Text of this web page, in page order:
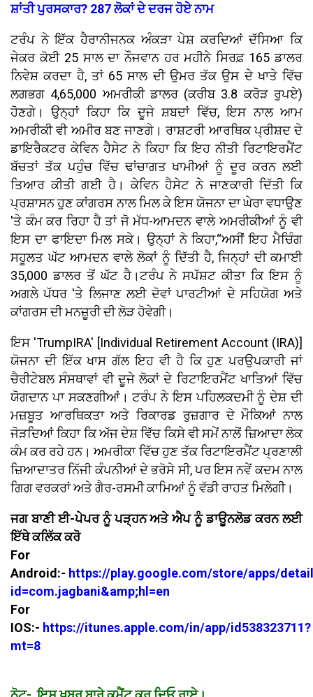
ਸ਼ਾਂਤੀ ਪੁਰਸਕਾਰ? 287 ਲੋਕਾਂ ਦੇ ਦਰਜ ਹੋਏ ਨਾਮ
ਟਰੰਪ ਨੇ ਇੱਕ ਹੈਰਾਨੀਜਨਕ ਅੰਕੜਾ ਪੇਸ਼ ਕਰਦਿਆਂ ਦੱਸਿਆ ਕਿ
ਜੇਕਰ ਕੋਈ 25 ਸਾਲ ਦਾ ਨੌਜਵਾਨ ਹਰ ਮਹੀਨੇ ਸਿਰਫ਼ 165 ਡਾਲਰ
ਨਿਵੇਸ਼ ਕਰਦਾ ਹੈ, ਤਾਂ 65 ਸਾਲ ਦੀ ਉਮਰ ਤੱਕ ਉਸ ਦੇ ਖਾਤੇ ਵਿੱਚ
ਲਗਭਗ 4,65,000 ਅਮਰੀਕੀ ਡਾਲਰ (ਕਰੀਬ 3.8 ਕਰੋੜ ਰੁਪਏ)
ਹੋਣਗੇ। ਉਨ੍ਹਾਂ ਕਿਹਾ ਕਿ ਦੂਜੇ ਸ਼ਬਦਾਂ ਵਿੱਚ, ਇਸ ਨਾਲ ਆਮ
ਅਮਰੀਕੀ ਵੀ ਅਮੀਰ ਬਣ ਜਾਣਗੇ। ਰਾਸ਼ਟਰੀ ਆਰਥਿਕ ਪ੍ਰੀਸ਼ਦ ਦੇ
ਡਾਇਰੈਕਟਰ ਕੇਵਿਨ ਹੈਸੇਟ ਨੇ ਕਿਹਾ ਕਿ ਇਹ ਨੀਤੀ ਰਿਟਾਇਰਮੈਂਟ
ਬੱਚਤਾਂ ਤੱਕ ਪਹੁੰਚ ਵਿੱਚ ਢਾਂਚਾਗਤ ਖਾਮੀਆਂ ਨੂੰ ਦੂਰ ਕਰਨ ਲਈ
ਤਿਆਰ ਕੀਤੀ ਗਈ ਹੈ। ਕੇਵਿਨ ਹੈਸੇਟ ਨੇ ਜਾਣਕਾਰੀ ਦਿੱਤੀ ਕਿ
ਪ੍ਰਸ਼ਾਸਨ ਹੁਣ ਕਾਂਗਰਸ ਨਾਲ ਮਿਲ ਕੇ ਇਸ ਯੋਜਨਾ ਦਾ ਘੇਰਾ ਵਧਾਉਣ
'ਤੇ ਕੰਮ ਕਰ ਰਿਹਾ ਹੈ ਤਾਂ ਜੋ ਮੱਧ-ਆਮਦਨ ਵਾਲੇ ਅਮਰੀਕੀਆਂ ਨੂੰ ਵੀ
ਇਸ ਦਾ ਫਾਇਦਾ ਮਿਲ ਸਕੇ। ਉਨ੍ਹਾਂ ਨੇ ਕਿਹਾ,“ਅਸੀਂ ਇਹ ਮੈਚਿੰਗ
ਸਹੂਲਤ ਘੱਟ ਆਮਦਨ ਵਾਲੇ ਲੋਕਾਂ ਨੂੰ ਦਿੱਤੀ ਹੈ, ਜਿਨ੍ਹਾਂ ਦੀ ਕਮਾਈ
35,000 ਡਾਲਰ ਤੋਂ ਘੱਟ ਹੈ।ਟਰੰਪ ਨੇ ਸਪੱਸ਼ਟ ਕੀਤਾ ਕਿ ਇਸ ਨੂੰ
ਅਗਲੇ ਪੱਧਰ 'ਤੇ ਲਿਜਾਣ ਲਈ ਦੋਵਾਂ ਪਾਰਟੀਆਂ ਦੇ ਸਹਿਯੋਗ ਅਤੇ
ਕਾਂਗਰਸ ਦੀ ਮਨਜ਼ੂਰੀ ਦੀ ਲੋੜ ਹੋਵੇਗੀ।
ਇਸ 'TrumpIRA' [Individual Retirement Account (IRA)]
ਯੋਜਨਾ ਦੀ ਇੱਕ ਖਾਸ ਗੱਲ ਇਹ ਵੀ ਹੈ ਕਿ ਹੁਣ ਪਰਉਪਕਾਰੀ ਜਾਂ
ਚੈਰੀਟੇਬਲ ਸੰਸਥਾਵਾਂ ਵੀ ਦੂਜੇ ਲੋਕਾਂ ਦੇ ਰਿਟਾਇਰਮੈਂਟ ਖਾਤਿਆਂ ਵਿੱਚ
ਯੋਗਦਾਨ ਪਾ ਸਕਣਗੀਆਂ। ਟਰੰਪ ਨੇ ਇਸ ਪਹਿਲਕਦਮੀ ਨੂੰ ਦੇਸ਼ ਦੀ
ਮਜ਼ਬੂਤ ਆਰਥਿਕਤਾ ਅਤੇ ਰਿਕਾਰਡ ਰੁਜ਼ਗਾਰ ਦੇ ਮੌਕਿਆਂ ਨਾਲ
ਜੋੜਦਿਆਂ ਕਿਹਾ ਕਿ ਅੱਜ ਦੇਸ਼ ਵਿੱਚ ਕਿਸੇ ਵੀ ਸਮੇਂ ਨਾਲੋਂ ਜ਼ਿਆਦਾ ਲੋਕ
ਕੰਮ ਕਰ ਰਹੇ ਹਨ। ਅਮਰੀਕਾ ਵਿੱਚ ਹੁਣ ਤੱਕ ਰਿਟਾਇਰਮੈਂਟ ਪ੍ਰਣਾਲੀ
ਜ਼ਿਆਦਾਤਰ ਨਿੱਜੀ ਕੰਪਨੀਆਂ ਦੇ ਭਰੋਸੇ ਸੀ, ਪਰ ਇਸ ਨਵੇਂ ਕਦਮ ਨਾਲ
ਗਿਗ ਵਰਕਰਾਂ ਅਤੇ ਗੈਰ-ਰਸਮੀ ਕਾਮਿਆਂ ਨੂੰ ਵੱਡੀ ਰਾਹਤ ਮਿਲੇਗੀ।
ਜਗ ਬਾਣੀ ਈ-ਪੇਪਰ ਨੂੰ ਪੜ੍ਹਨ ਅਤੇ ਐਪ ਨੂੰ ਡਾਊਨਲੋਡ ਕਰਨ ਲਈ
ਇੱਥੇ ਕਲਿੱਕ ਕਰੋ
For
Android:- https://play.google.com/store/apps/
id=com.jagbani&amp;hl=en
For
IOS:- https://itunes.apple.com/in/app/id538323711?
mt=8